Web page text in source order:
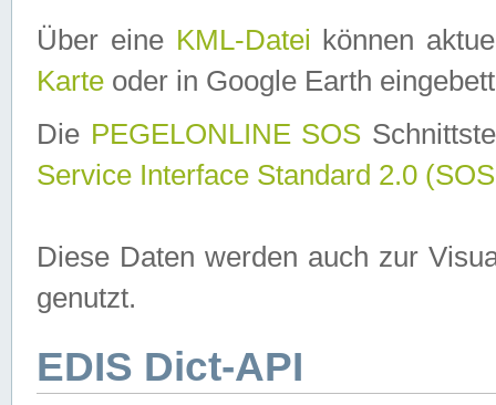
Über eine KML-Datei können
Karte oder in Google Earth
Die PEGELONLINE SOS
Service Interface Standard 2.0
Diese Daten werden auch zur
genutzt.
EDIS Dict-API